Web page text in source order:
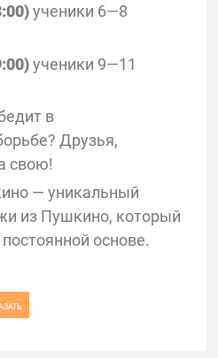
ученики 6—8
ученики 9—11
в
Друзья,
свою!
— уникальный
из Пушкино, который
основе.